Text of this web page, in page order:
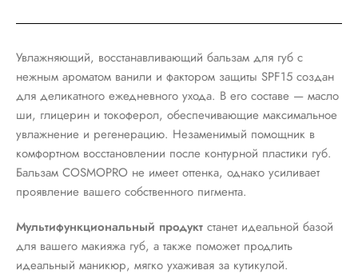
Увлажняющий, восстанавливающий бальзам для губ с
нежным ароматом ванили и фактором защиты SPF15 создан
для деликатного ежедневного ухода. В его составе — масло
ши, глицерин и токоферол, обеспечивающие максимальное
увлажнение и регенерацию. Незаменимый помощник в
комфортном восстановлении после контурной пластики губ.
Бальзам COSMOPRO не имеет оттенка, однако усиливает
проявление вашего собственного пигмента.
Мультифункциональный продукт станет идеальной базой
для вашего макияжа губ, а также поможет продлить
идеальный маникюр, мягко ухаживая за кутикулой.